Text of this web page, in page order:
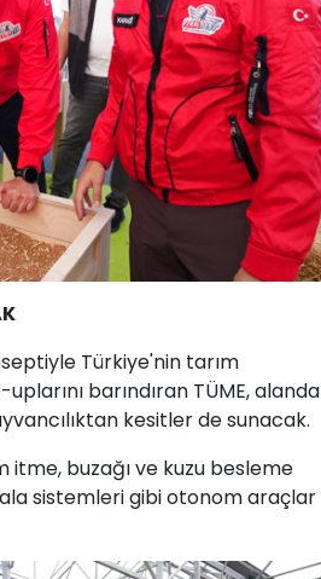
Türkiye'nin tarım
barındıran TÜME, alanda
kesitler de sunacak.
itme, buzağı ve kuzu besleme
sistemleri gibi otonom araçlar